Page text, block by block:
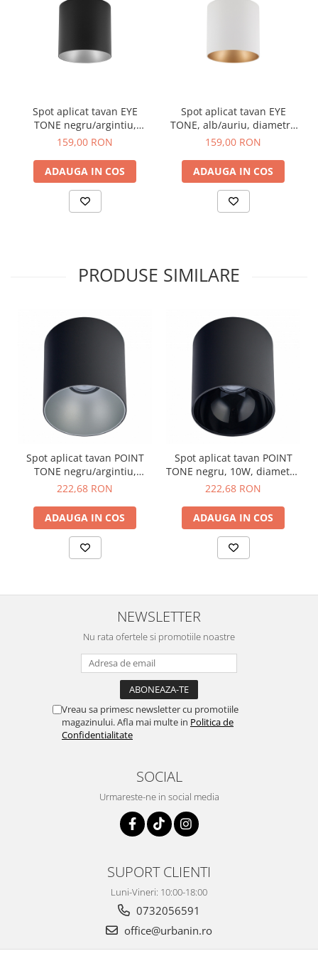
dintre marcile preferate ale clientilor din Europa, dezvoltand in
aplice si plafoniere, veioze si lampadare.
NOWODVORSKI este si una dintre marcile preferate de arhitecti,
colectia de corpuri de iluminat oferita putand fi adaptata la orice
Spot aplicat tavan EYE
TONE negru/argintiu,
diametru 9 cm
159,00 RON
ADAUGA IN COS
Spot aplicat tavan EYE
TONE, alb/auriu, diametru
9 cm
159,00 RON
ADAUGA IN COS
PRODUSE SIMILARE
Spot aplicat tavan POINT
TONE negru/argintiu,
lungime 12.5 cm
222,68 RON
ADAUGA IN COS
Spot aplicat tavan POINT
TONE negru, 10W, diametru
12.7 cm
222,68 RON
ADAUGA IN COS
NEWSLETTER
Nu rata ofertele si promotiile noastre
Vreau sa primesc newsletter cu promotiile
magazinului. Afla mai multe in Politica de
Confidentialitate
SOCIAL
Urmareste-ne in social media
SUPORT CLIENTI
Luni-Vineri: 10:00-18:00
0732056591
office@urbanin.ro